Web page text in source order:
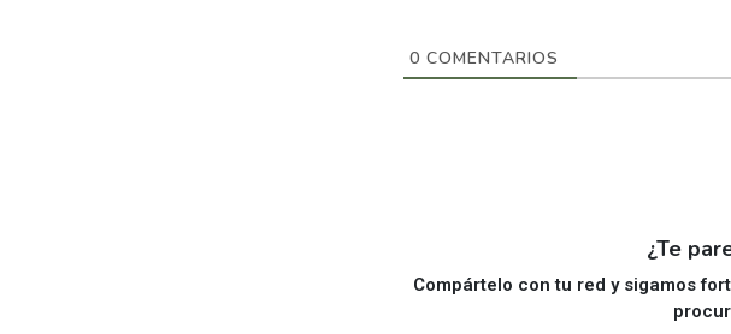
0 COMENTARIOS
¿Te
Compártelo con tu red y sigamos